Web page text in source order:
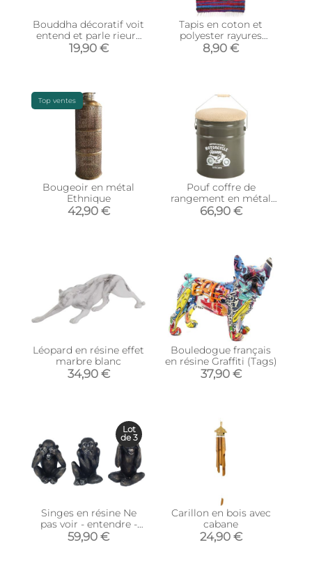
Bouddha décoratif voit
entend et parle rieurs
(Lot de 3)
19,90 €
Tapis en coton et
polyester rayures
colorées 80 x 50 cm
8,90 €
Top ventes
Bougeoir en métal
Ethnique
42,90 €
Pouf coffre de
rangement en métal
Motorcycle
66,90 €
Léopard en résine effet
marbre blanc
34,90 €
Bouledogue français
en résine Graffiti (Tags)
37,90 €
Singes en résine Ne
pas voir - entendre -
parler (Lot de 3)
(Modèle 1)
59,90 €
Lot
de 3
Carillon en bois avec
cabane
24,90 €